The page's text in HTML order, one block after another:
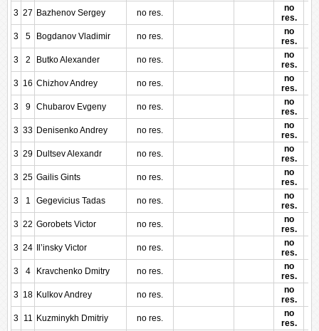
3 27 Bazhenov Sergey no res.
no
res.
3
5 Bogdanov Vladimir no res.
no
res.
3
2 Butko Alexander no res.
no
res.
3 16 Chizhov Andrey no res.
no
res.
3
9 Chubarov Evgeny no res.
no
res.
3 33 Denisenko Andrey no res.
no
res.
3 29 Dultsev Alexandr no res.
no
res.
3 25 Gailis Gints no res.
no
res.
3
1 Gegevicius Tadas no res.
no
res.
3 22 Gorobets Victor no res.
no
res.
3 24 Il’insky Victor no res.
no
res.
3
4 Kravchenko Dmitry no res.
no
res.
3 18 Kulkov Andrey no res.
no
res.
3 11 Kuzminykh Dmitriy no res.
no
res.